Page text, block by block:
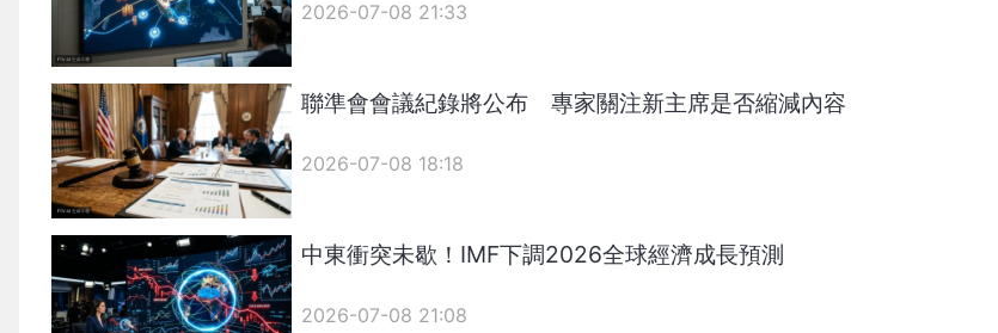
2026-07-08 21:33
聯準會會議紀錄將公布 專家關注新主席是否縮減內容
2026-07-08 18:18
中東衝突未歇！IMF下調2026全球經濟成長預測
2026-07-08 21:08